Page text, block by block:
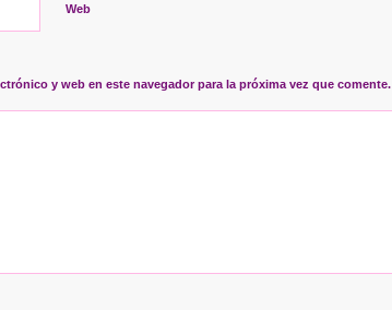
Web
y web en este navegador para la próxima vez que comente.